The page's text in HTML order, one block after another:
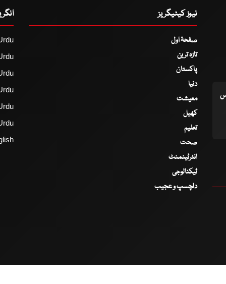
نیوز کیٹیگریز
صفحۂ اول
تازہ ترین
پاکستان
دنیا
معیشت
کھیل
تعلیم
صحت
انٹرٹینمنٹ
ٹیکنالوجی
دلچسپ و عجیب